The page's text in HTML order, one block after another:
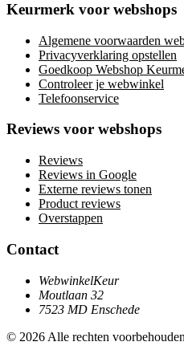
Keurmerk voor webshops
Algemene voorwaarden
Privacyverklaring opstellen
Goedkoop Webshop
Controleer je webwinkel
Telefoonservice
Reviews voor webshops
Reviews
Reviews in Google
Externe reviews tonen
Product reviews
Overstappen
Contact
WebwinkelKeur
Moutlaan 32
7523 MD Enschede
© 2026 Alle rechten voorbehouden